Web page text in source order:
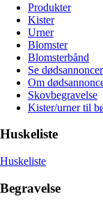
Produkter
Kister
Urner
Blomster
Blomsterbånd
Se dødsannoncer
Om
Skovbegravelse
Kister/urner til
Huskeliste
Huskeliste
Begravelse